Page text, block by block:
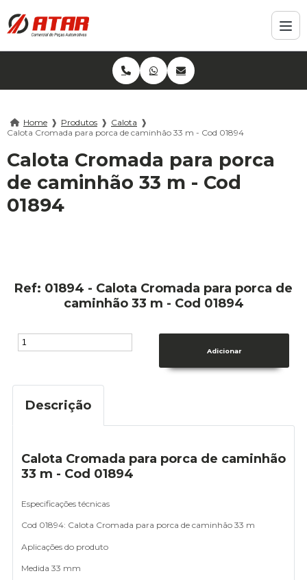
Home ❱ Produtos ❱ Calota ❱
Calota Cromada para porca de caminhão 33 m - Cod 01894
Calota Cromada para porca
de caminhão 33 m - Cod
01894
Ref: 01894 - Calota Cromada para porca de
caminhão 33 m - Cod 01894
Descrição
Calota Cromada para porca de caminhão
33 m - Cod 01894
Especificações técnicas
Cod 01894: Calota Cromada para porca de caminhão 33 m
Aplicações do produto
Medida 33 mm